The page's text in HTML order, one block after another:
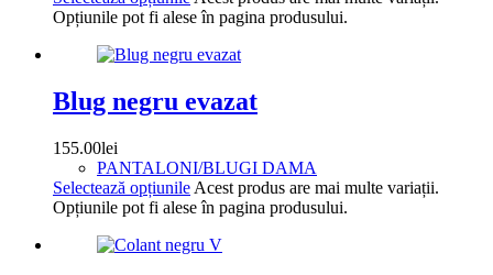
Opțiunile pot fi alese în pagina produsului.
Blug negru evazat
155.00lei
PANTALONI/BLUGI DAMA
Selectează opțiunile Acest produs are mai multe variații.
Opțiunile pot fi alese în pagina produsului.